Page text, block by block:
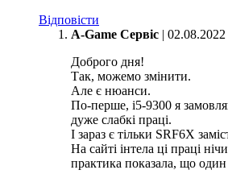
Відповісти
A-Game Сервіс | 02.08.2022
Доброго дня!
Так, можемо змінити.
Але є нюанси.
По-перше, i5-9300 я
дуже слабкі праці.
І зараз є тільки SRF6X
На сайті інтела ці праці
практика показала, що один